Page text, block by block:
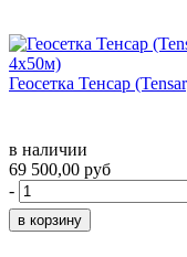
Геосетка Тенсар
в наличии
69 500,00 руб
-